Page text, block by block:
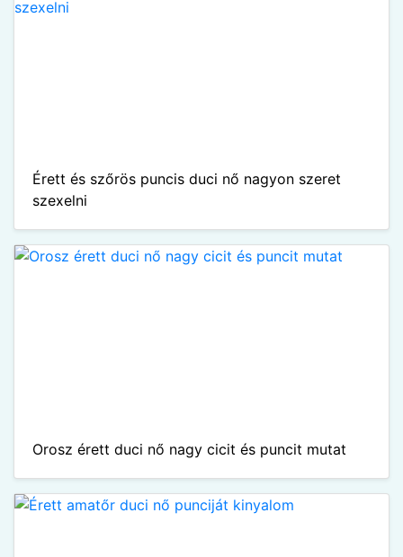
Érett és szőrös puncis duci nő nagyon szeret
szexelni
Orosz érett duci nő nagy cicit és puncit mutat